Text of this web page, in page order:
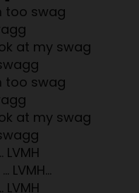
too swag
at my swag
too swag
at my swag
LVMH
LVMH…
LVMH